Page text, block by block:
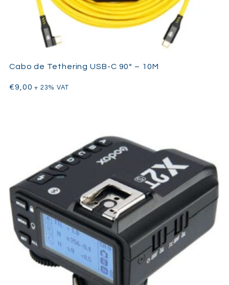
Cabo de Tethering USB-C 90º – 10M
€9,00 + 23% VAT